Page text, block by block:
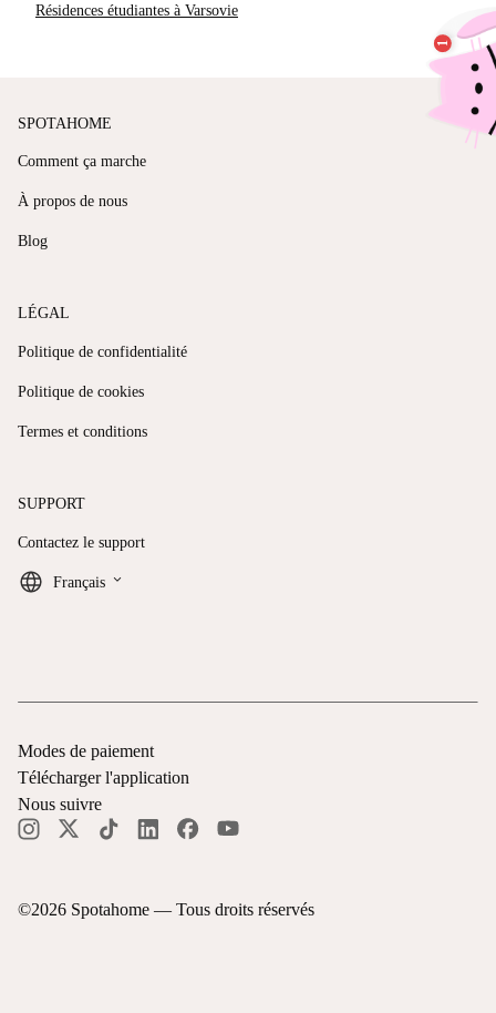
Résidences étudiantes à Varsovie
SPOTAHOME
Comment ça marche
À propos de nous
Blog
LÉGAL
Politique de confidentialité
Politique de cookies
Termes et conditions
SUPPORT
Contactez le support
Français keyboard_arrow_down
©2026 Spotahome — Tous droits réservés
Modes de paiement
Télécharger l'application
Nous suivre